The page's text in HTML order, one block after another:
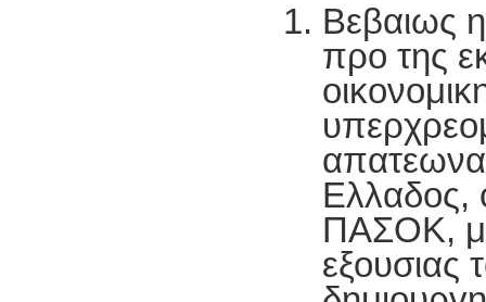
Βεβαιως
προ της
Ελλαδος,
ΠΑΣΟΚ,
εξουσιας